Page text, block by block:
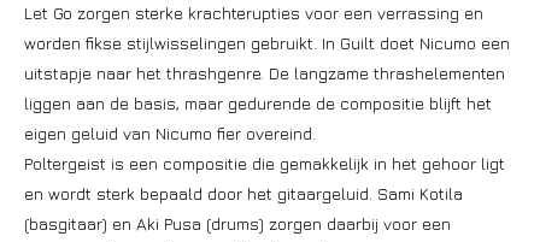
Let Go zorgen sterke krachterupties voor een verrassing en
worden fikse stijlwisselingen gebruikt. In Guilt doet Nicumo een
uitstapje naar het thrashgenre. De langzame thrashelementen
liggen aan de basis, maar gedurende de compositie blijft het
eigen geluid van Nicumo fier overeind.
Poltergeist is een compositie die gemakkelijk in het gehoor ligt
en wordt sterk bepaald door het gitaargeluid. Sami Kotila
(basgitaar) en Aki Pusa (drums) zorgen daarbij voor een